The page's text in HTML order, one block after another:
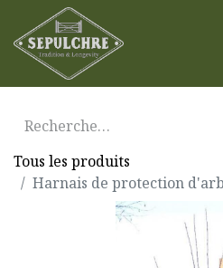
Tous les produits
Harnais de protection